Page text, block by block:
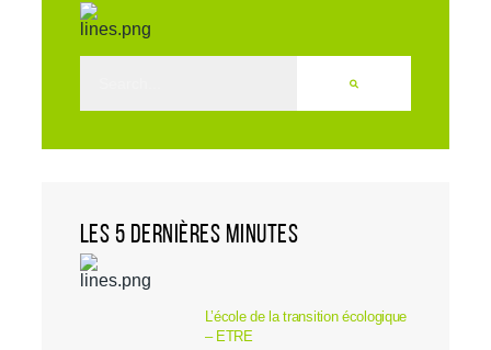
LES 5 DERNIÈRES MINUTES
L’école de la transition écologique
– ETRE